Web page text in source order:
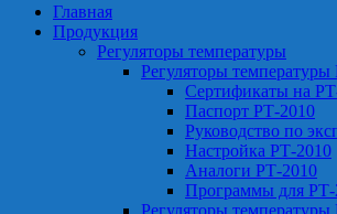
Главная
Продукция
Регуляторы температуры
Регуляторы
Сертификаты на
Паспорт РТ-2010
Руководство по
Настройка РТ-2010
Аналоги РТ-2010
Программы для РТ-
Регуляторы